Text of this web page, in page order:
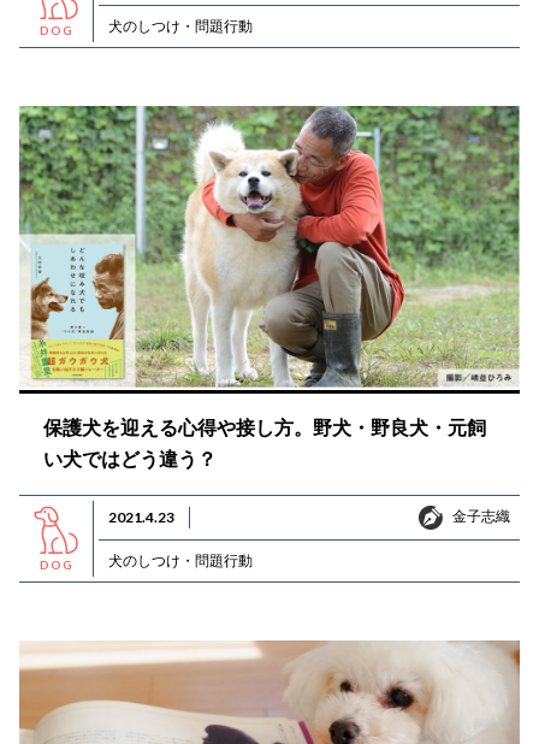
DOG 犬のしつけ・問題行動
保護犬を迎える心得や接し方。野犬・野良犬・元飼
い犬ではどう違う？
DOG
2021.4.23 金子志織
金子志織
犬のしつけ・問題行動